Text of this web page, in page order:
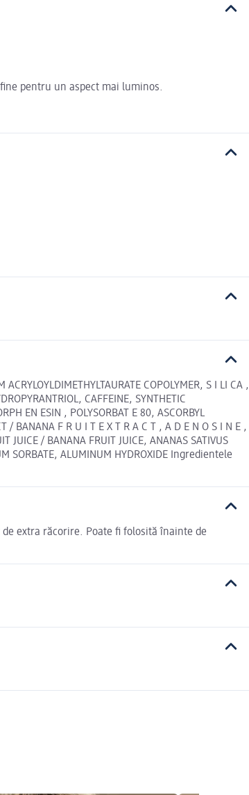
fine pentru un aspect mai luminos.
COPOLYMER, S I LI CA ,
CAFFEINE, SYNTHETIC
EN ESIN , POLYSORBAT E 80, ASCORBYL
/ BANANA F R U I T E X T R A C T , A D E N O S I N E ,
JUICE / BANANA FRUIT JUICE, ANANAS SATIVUS
SORBATE, ALUMINUM HYDROXIDE Ingredientele
extra răcorire. Poate fi folosită înainte de